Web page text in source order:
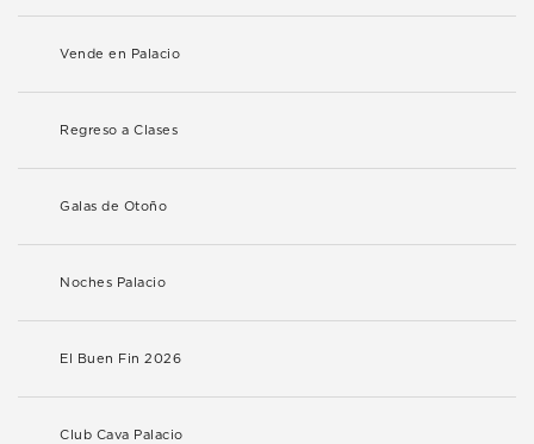
Vende en Palacio
Regreso a Clases
Galas de Otoño
Noches Palacio
El Buen Fin 2026
Club Cava Palacio